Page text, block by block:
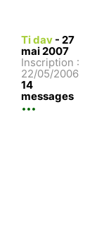
Ti dav - 27
mai 2007
Inscription :
22/05/2006
14
messages